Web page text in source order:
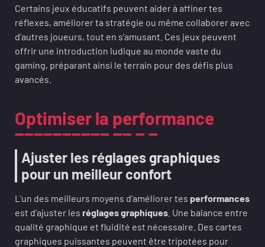
Certains jeux éducatifs peuvent aider à affiner tes
réflexes, améliorer ta stratégie ou même collaborer avec
d’autres joueurs, tout en s’amusant. Ces jeux peuvent
offrir une introduction ludique au monde vaste du
gaming, préparant ainsi le terrain pour des défis plus
avancés.
Optimiser la performance
Ajuster les réglages graphiques
pour un meilleur confort
L’un des meilleurs moyens d’améliorer tes performances
est d’ajuster les réglages graphiques . Une balance entre
qualité graphique et fluidité est nécessaire. Des cartes
graphiques puissantes peuvent être tripotées pour